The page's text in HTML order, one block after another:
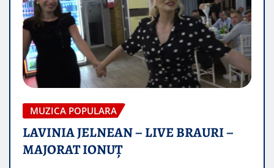
MUZICA POPULARA
LAVINIA JELNEAN – LIVE BRAURI –
MAJORAT IONUŢ